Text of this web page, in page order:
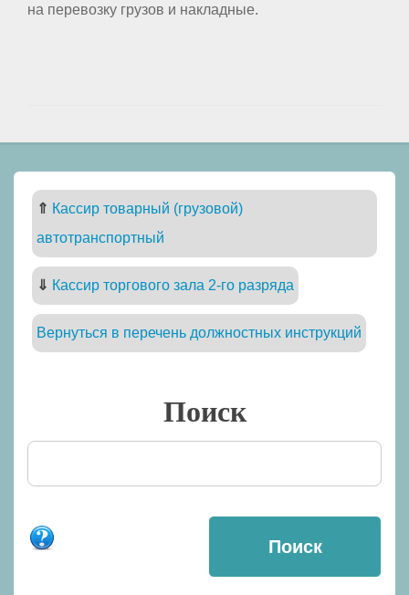
на перевозку грузов и накладные.
⇑ Кассир товарный (грузовой)
автотранспортный
⇓ Кассир торгового зала 2-го разряда
Вернуться в перечень должностных инструкций
Поиск